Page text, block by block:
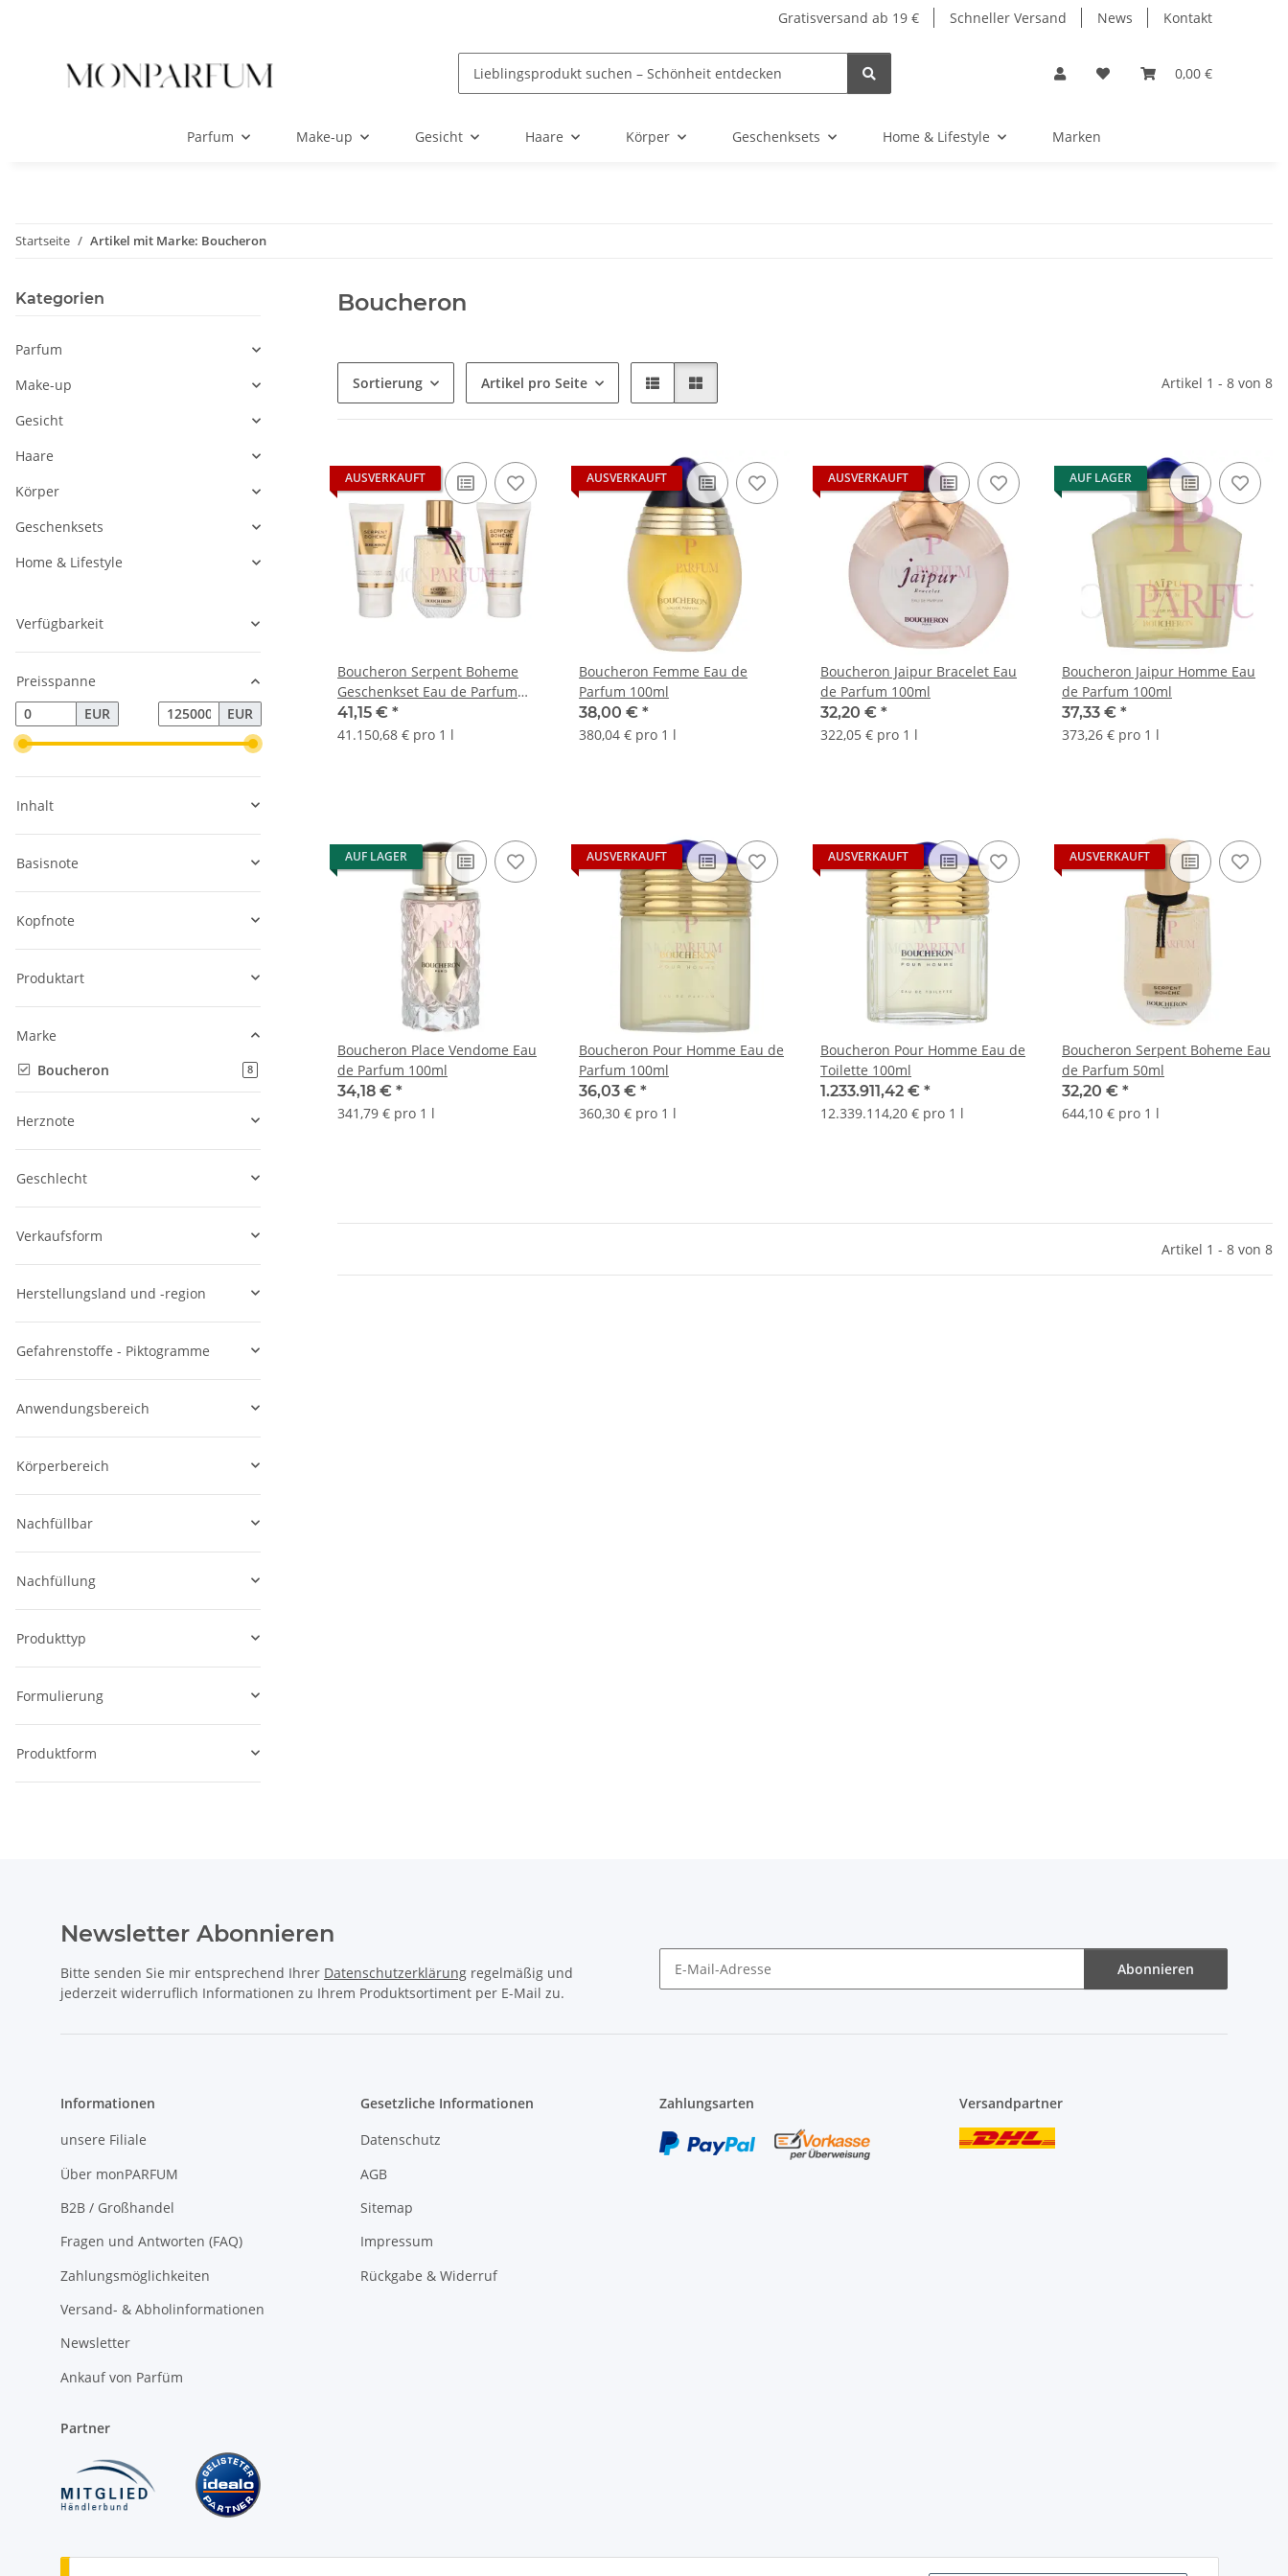
Gratisversand ab 19 € Schneller Versand News Kontakt
0,00 €
Parfum Make-up Gesicht Haare Körper Geschenksets Home & Lifestyle Marken
Startseite Artikel mit Marke: Boucheron
Boucheron
Sortierung Artikel pro Seite Artikel 1 - 8 von 8
AUSVERKAUFT
Boucheron Serpent Boheme
Geschenkset Eau de Parfum
50ml/Body Lotion 50ml/Shower
Gel 50ml
41,15 € *
41.150,68 € pro 1 l
AUSVERKAUFT
Boucheron Femme Eau de
Parfum 100ml
38,00 € *
380,04 € pro 1 l
AUSVERKAUFT
Boucheron Jaipur Bracelet Eau
de Parfum 100ml
32,20 € *
322,05 € pro 1 l
AUF LAGER
Boucheron Jaipur Homme Eau
de Parfum 100ml
37,33 € *
373,26 € pro 1 l
AUF LAGER
Boucheron Place Vendome Eau
de Parfum 100ml
34,18 € *
341,79 € pro 1 l
AUSVERKAUFT
Boucheron Pour Homme Eau de
Parfum 100ml
36,03 € *
360,30 € pro 1 l
AUSVERKAUFT
Boucheron Pour Homme Eau de
Toilette 100ml
1.233.911,42 € *
12.339.114,20 € pro 1 l
AUSVERKAUFT
Boucheron Serpent Boheme Eau
de Parfum 50ml
32,20 € *
644,10 € pro 1 l
Artikel 1 - 8 von 8
Kategorien
Parfum
Make-up
Gesicht
Haare
Körper
Geschenksets
Home & Lifestyle
Verfügbarkeit
Preisspanne
EUR
EUR
Inhalt
Basisnote
Kopfnote
Produktart
Marke
Boucheron
8Artikel gefunden
Herznote
Geschlecht
Verkaufsform
Herstellungsland und -region
Gefahrenstoffe - Piktogramme
Anwendungsbereich
Körperbereich
Nachfüllbar
Nachfüllung
Produkttyp
Formulierung
Produktform
Newsletter Abonnieren
Bitte senden Sie mir entsprechend Ihrer Datenschutzerklärung regelmäßig und
jederzeit widerruflich Informationen zu Ihrem Produktsortiment per E-Mail zu.
Abonnieren
Informationen
unsere Filiale
Über monPARFUM
B2B / Großhandel
Fragen und Antworten (FAQ)
Zahlungsmöglichkeiten
Versand- & Abholinformationen
Newsletter
Ankauf von Parfüm
Gesetzliche Informationen
Datenschutz
AGB
Sitemap
Impressum
Rückgabe & Widerruf
Zahlungsarten Versandpartner
Partner